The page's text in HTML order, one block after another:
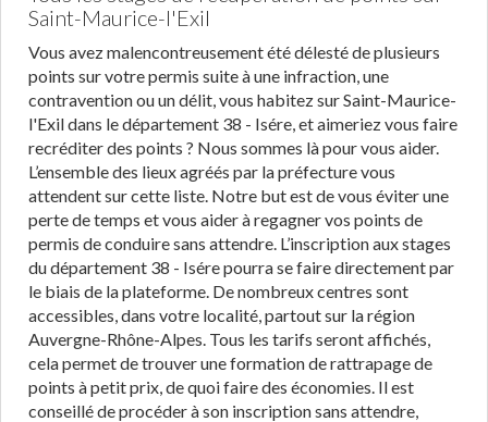
Saint-Maurice-l'Exil
Vous avez malencontreusement été délesté de plusieurs
points sur votre permis suite à une infraction, une
contravention ou un délit, vous habitez sur Saint-Maurice-
l'Exil dans le département 38 - Isére, et aimeriez vous faire
recréditer des points ? Nous sommes là pour vous aider.
L’ensemble des lieux agréés par la préfecture vous
attendent sur cette liste. Notre but est de vous éviter une
perte de temps et vous aider à regagner vos points de
permis de conduire sans attendre. L’inscription aux stages
du département 38 - Isére pourra se faire directement par
le biais de la plateforme. De nombreux centres sont
accessibles, dans votre localité, partout sur la région
Auvergne-Rhône-Alpes. Tous les tarifs seront affichés,
cela permet de trouver une formation de rattrapage de
points à petit prix, de quoi faire des économies. Il est
conseillé de procéder à son inscription sans attendre,